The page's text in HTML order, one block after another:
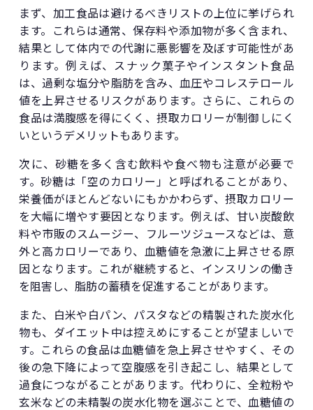
まず、加工食品は避けるべきリストの上位に挙げられ
ます。これらは通常、保存料や添加物が多く含まれ、
結果として体内での代謝に悪影響を及ぼす可能性があ
ります。例えば、スナック菓子やインスタント食品
は、過剰な塩分や脂肪を含み、血圧やコレステロール
値を上昇させるリスクがあります。さらに、これらの
食品は満腹感を得にくく、摂取カロリーが制御しにく
いというデメリットもあります。
次に、砂糖を多く含む飲料や食べ物も注意が必要で
す。砂糖は「空のカロリー」と呼ばれることがあり、
栄養価がほとんどないにもかかわらず、摂取カロリー
を大幅に増やす要因となります。例えば、甘い炭酸飲
料や市販のスムージー、フルーツジュースなどは、意
外と高カロリーであり、血糖値を急激に上昇させる原
因となります。これが継続すると、インスリンの働き
を阻害し、脂肪の蓄積を促進することがあります。
また、白米や白パン、パスタなどの精製された炭水化
物も、ダイエット中は控えめにすることが望ましいで
す。これらの食品は血糖値を急上昇させやすく、その
後の急下降によって空腹感を引き起こし、結果として
過食につながることがあります。代わりに、全粒粉や
玄米などの未精製の炭水化物を選ぶことで、血糖値の